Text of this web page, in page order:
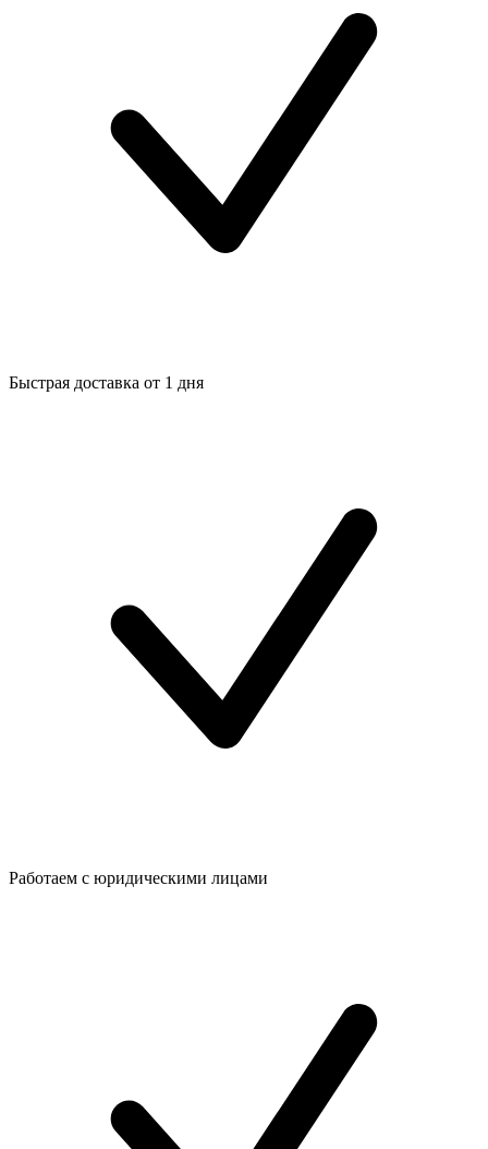
Быстрая доставка от 1 дня
Работаем с юридическими лицами